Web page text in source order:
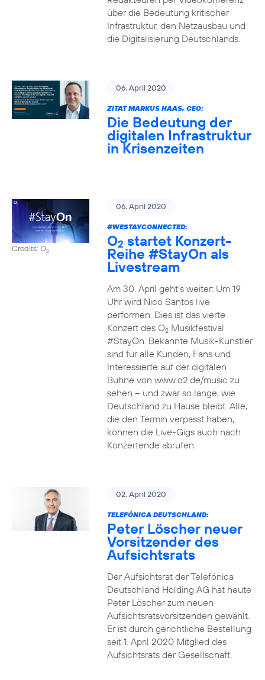
über die Bedeutung kritischer
Infrastruktur, den Netzausbau und
die Digitalisierung Deutschlands.
06. April 2020
ZITAT MARKUS HAAS, CEO:
Die Bedeutung der
digitalen Infrastruktur
in Krisenzeiten
Credits: O2
06. April 2020
#WESTAYCONNECTED:
O2 startet Konzert-
Reihe #StayOn als
Livestream
Am 30. April geht’s weiter: Um 19
Uhr wird Nico Santos live
performen. Dies ist das vierte
Konzert des O2Musikfestival
#StayOn. Bekannte Musik-Künstler
sind für alle Kunden, Fans und
Interessierte auf der digitalen
Bühne von www.o2.de/music zu
sehen – und zwar so lange, wie
Deutschland zu Hause bleibt. Alle,
die den Termin verpasst haben,
können die Live-Gigs auch nach
Konzertende abrufen.
02. April 2020
TELEFÓNICA DEUTSCHLAND:
Peter Löscher neuer
Vorsitzender des
Aufsichtsrats
Der Aufsichtsrat der Telefónica
Deutschland Holding AG hat heute
Peter Löscher zum neuen
Aufsichtsratsvorsitzenden gewählt.
Er ist durch gerichtliche Bestellung
seit 1. April 2020 Mitglied des
Aufsichtsrats der Gesellschaft.